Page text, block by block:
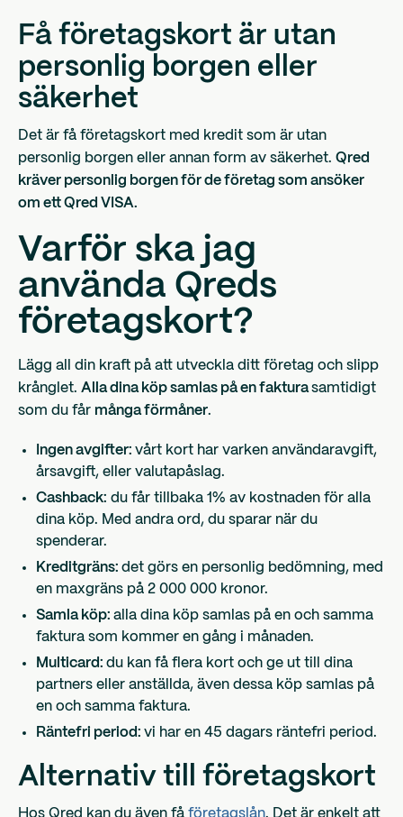
Få företagskort är utan
personlig borgen eller
säkerhet
Det är få företagskort med kredit som är utan
personlig borgen eller annan form av säkerhet. Qred
kräver personlig borgen för de företag som ansöker
om ett Qred VISA.
Varför ska jag
använda Qreds
företagskort?
Lägg all din kraft på att utveckla ditt företag och slipp
krånglet. Alla dina köp samlas på en fakturasamtidigt
som du får många förmåner.
Ingen avgifter: vårt kort har varken användaravgift,
årsavgift, eller valutapåslag.
Cashback: du får tillbaka 1% av kostnaden för alla
dina köp. Med andra ord, du sparar när du
spenderar.
Kreditgräns: det görs en personlig bedömning, med
en maxgräns på 2 000 000 kronor.
Samla köp: alla dina köp samlas på en och samma
faktura som kommer en gång i månaden.
Multicard: du kan få flera kort och ge ut till dina
partners eller anställda, även dessa köp samlas på
en och samma faktura.
Räntefri period: vi har en 45 dagars räntefri period.
Alternativ till företagskort
Hos Qred kan du även få företagslån. Det är enkelt att